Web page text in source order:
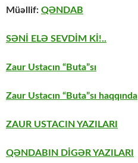
Müəllif: QƏNDAB
SƏNİ ELƏ SEVDİM Kİ!..
Zaur Ustacın “Buta”sı
Zaur Ustacın “Buta”sı haqqında
ZAUR USTACIN YAZILARI
QƏNDABIN DİGƏR YAZILARI